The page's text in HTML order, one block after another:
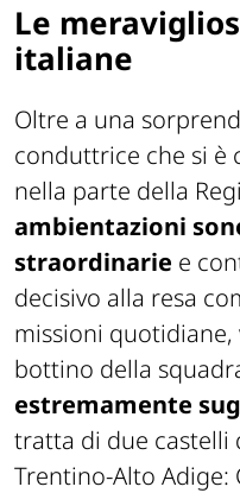
Le
italiane
Oltre a una
conduttrice che si è
nella parte della
ambientazioni
straordinarie e
decisivo alla resa
missioni quotidiane,
bottino della
estremamente
tratta di due castelli
Trentino-Alto Adige: